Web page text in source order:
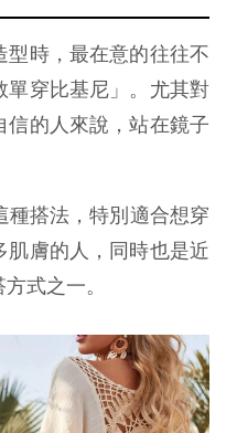
時，最在意的往往不
單穿比基尼」。尤其對
的人來說，站在鏡子
種搭法，特別適合想穿
肌膚的人，同時也是近
式之一。